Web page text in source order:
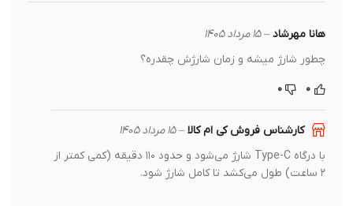
هانا مهرشاد– ۱۵ مرداد ۱۴۰۵
چطور شارژ میشه و زمان شارژش چقدره؟
کارشناس فروش کی ام کالا– ۱۵ مرداد ۱۴۰۵
با درگاه Type-C شارژ می‌شود و حدود ۱۱۰ دقیقه (کمی کمتر از